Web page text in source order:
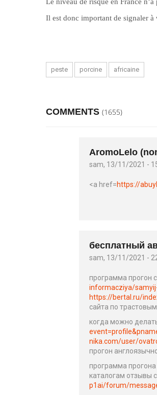
Il est donc important de signaler
peste porcine africaine
COMMENTS (1655)
AromoLelo
sam, 13/11/2021 -
<a href=https://
бесплатный
sam, 13/11/2021 -
программа прогон
informacziya/
https://bertal.ru/
сайта по
когда можно
nika.com/user/
прогон
программа прогона
каталогам отзывы
p1ai/forum/